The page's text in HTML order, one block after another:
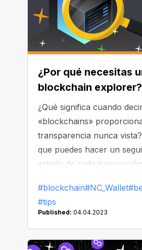
¿Por qué necesitas
blockchain explorer?
¿Qué significa cuando
«blockchains»
transparencia nunca
que puedes hacer un
estado de cada
haya ningún tercero
accede fácilmente a esta y
#blockchain#NC_Wallet
#tips
Published: 04.04.2023